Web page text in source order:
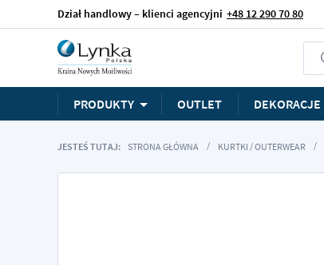
Dział handlowy – klienci agencyjni +48 12 290 70 80
PRODUKTY OUTLET DEKORACJE
JESTEŚ TUTAJ: STRONA GŁÓWNA KURTKI / OUTERWEAR